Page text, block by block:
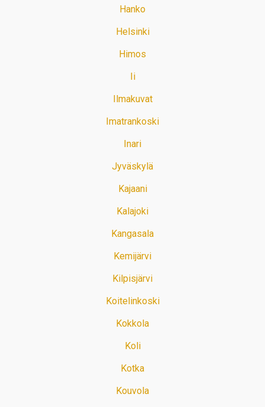
Hanko
Helsinki
Himos
Ii
Ilmakuvat
Imatrankoski
Inari
Jyväskylä
Kajaani
Kalajoki
Kangasala
Kemijärvi
Kilpisjärvi
Koitelinkoski
Kokkola
Koli
Kotka
Kouvola